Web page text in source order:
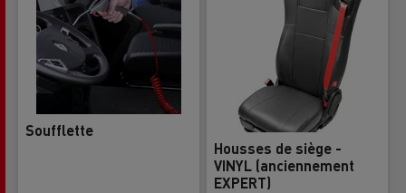
Soufflette
Housses de siège -
VINYL (anciennement
EXPERT)